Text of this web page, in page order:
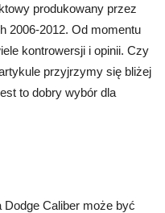
produkowany przez
2006-2012. Od momentu
kontrowersji i opinii. Czy
przyjrzymy się bliżej
to dobry wybór dla
Caliber może być